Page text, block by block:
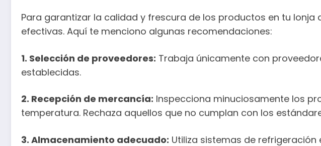
Para garantizar la calidad y frescura de los productos en tu
efectivas. Aquí te menciono algunas recomendaciones:
1. Selección de proveedores: Trabaja únicamente con
establecidas.
2. Recepción de mercancía: Inspecciona minuciosamente los
temperatura. Rechaza aquellos que no cumplan con los
3. Almacenamiento adecuado: Utiliza sistemas de